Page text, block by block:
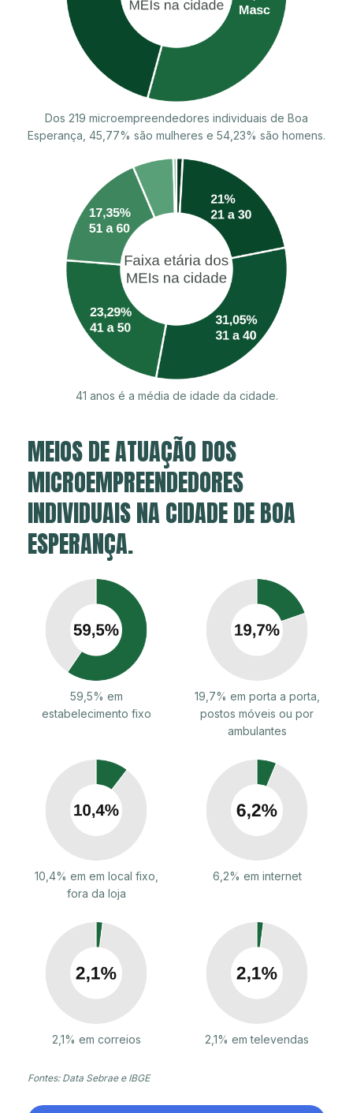
Dos 219 microempreendedores individuais de Boa
Esperança, 45,77% são mulheres e 54,23% são homens.
41 anos é a média de idade da cidade.
MEIOS DE ATUAÇÃO DOS
MICROEMPREENDEDORES
INDIVIDUAIS NA CIDADE DE BOA
ESPERANÇA.
59,5% em
estabelecimento fixo
19,7% em porta a porta,
postos móveis ou por
ambulantes
10,4% em em local fixo,
fora da loja
6,2% em internet
2,1% em correios 2,1% em televendas
Fontes: Data Sebrae e IBGE